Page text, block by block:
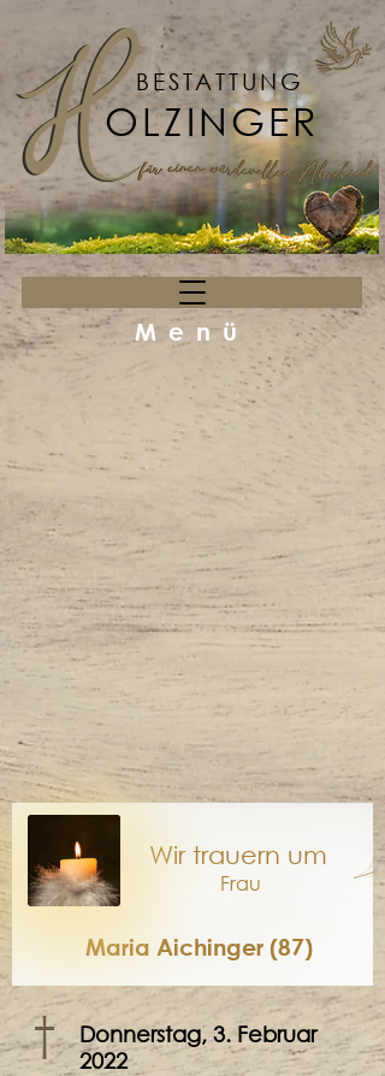
Menü
BESTATTUNG
OLZINGER
Wir trauern um
Maria Aichinger (87)
Frau
Donnerstag, 3. Februar
2022
†